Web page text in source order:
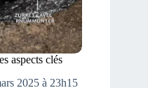
aspects clés
2025 à 23h15